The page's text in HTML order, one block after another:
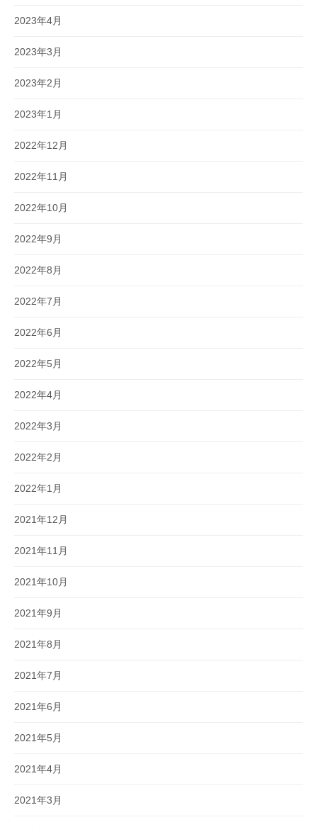
2023年4月
2023年3月
2023年2月
2023年1月
2022年12月
2022年11月
2022年10月
2022年9月
2022年8月
2022年7月
2022年6月
2022年5月
2022年4月
2022年3月
2022年2月
2022年1月
2021年12月
2021年11月
2021年10月
2021年9月
2021年8月
2021年7月
2021年6月
2021年5月
2021年4月
2021年3月